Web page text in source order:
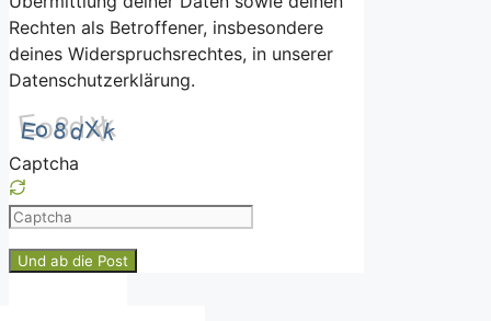
Rechten als Betroffener, insbesondere
deines Widerspruchsrechtes, in unserer
Datenschutzerklärung.
Captcha
Please
the